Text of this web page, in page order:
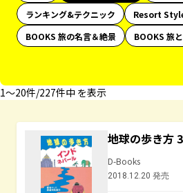
ランキング&テクニック
Resort
BOOKS 旅の名言＆絶景
BOOKS 旅
1〜20件/227件中 を表示
地球の歩き方
D-Books
2018.12.20 発売